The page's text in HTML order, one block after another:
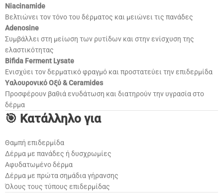
Niacinamide
Βελτιώνει τον τόνο του δέρματος και μειώνει τις πανάδες
Adenosine
Συμβάλλει στη μείωση των ρυτίδων και στην ενίσχυση της
ελαστικότητας
Bifida Ferment Lysate
Ενισχύει τον δερματικό φραγμό και προστατεύει την επιδερμίδα
Υαλουρονικό Οξύ & Ceramides
Προσφέρουν βαθιά ενυδάτωση και διατηρούν την υγρασία στο
δέρμα
🎯 Κατάλληλο για
Θαμπή επιδερμίδα
Δέρμα με πανάδες ή δυσχρωμίες
Αφυδατωμένο δέρμα
Δέρμα με πρώτα σημάδια γήρανσης
Όλους τους τύπους επιδερμίδας